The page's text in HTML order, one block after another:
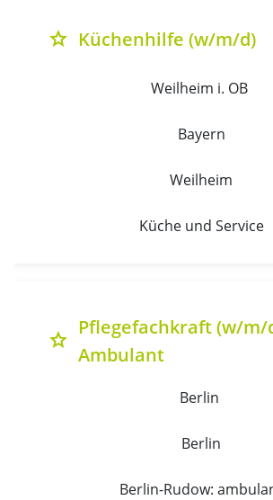
grade Küchenhilfe (w/m/d)
Weilheim i. OB
Bayern
Weilheim
Küche und Service
grade
Pflegefachkraft (w/m/
Ambulant
Berlin
Berlin
Berlin-Rudow: